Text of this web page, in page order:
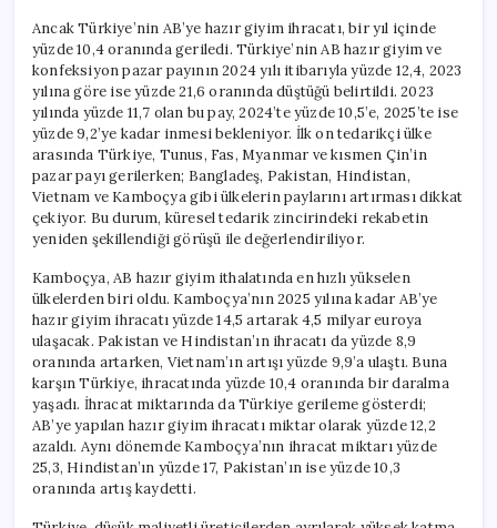
Ancak Türkiye’nin AB’ye hazır giyim ihracatı, bir yıl içinde
yüzde 10,4 oranında geriledi. Türkiye’nin AB hazır giyim ve
konfeksiyon pazar payının 2024 yılı itibarıyla yüzde 12,4, 2023
yılına göre ise yüzde 21,6 oranında düştüğü belirtildi. 2023
yılında yüzde 11,7 olan bu pay, 2024’te yüzde 10,5’e, 2025’te ise
yüzde 9,2’ye kadar inmesi bekleniyor. İlk on tedarikçi ülke
arasında Türkiye, Tunus, Fas, Myanmar ve kısmen Çin’in
pazar payı gerilerken; Bangladeş, Pakistan, Hindistan,
Vietnam ve Kamboçya gibi ülkelerin paylarını artırması dikkat
çekiyor. Bu durum, küresel tedarik zincirindeki rekabetin
yeniden şekillendiği görüşü ile değerlendiriliyor.
Kamboçya, AB hazır giyim ithalatında en hızlı yükselen
ülkelerden biri oldu. Kamboçya’nın 2025 yılına kadar AB’ye
hazır giyim ihracatı yüzde 14,5 artarak 4,5 milyar euroya
ulaşacak. Pakistan ve Hindistan’ın ihracatı da yüzde 8,9
oranında artarken, Vietnam’ın artışı yüzde 9,9’a ulaştı. Buna
karşın Türkiye, ihracatında yüzde 10,4 oranında bir daralma
yaşadı. İhracat miktarında da Türkiye gerileme gösterdi;
AB’ye yapılan hazır giyim ihracatı miktar olarak yüzde 12,2
azaldı. Aynı dönemde Kamboçya’nın ihracat miktarı yüzde
25,3, Hindistan’ın yüzde 17, Pakistan’ın ise yüzde 10,3
oranında artış kaydetti.